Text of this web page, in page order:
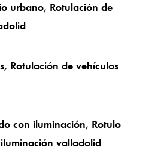
urbano, Rotulación de
, Rotulación de vehículos
con iluminación, Rotulo
valladolid